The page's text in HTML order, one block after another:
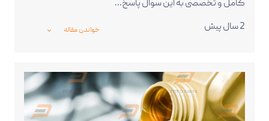
کامل و تخصصی به این سوال پاسخ…
2 سال پیش
خواندن مقاله _expand_more_